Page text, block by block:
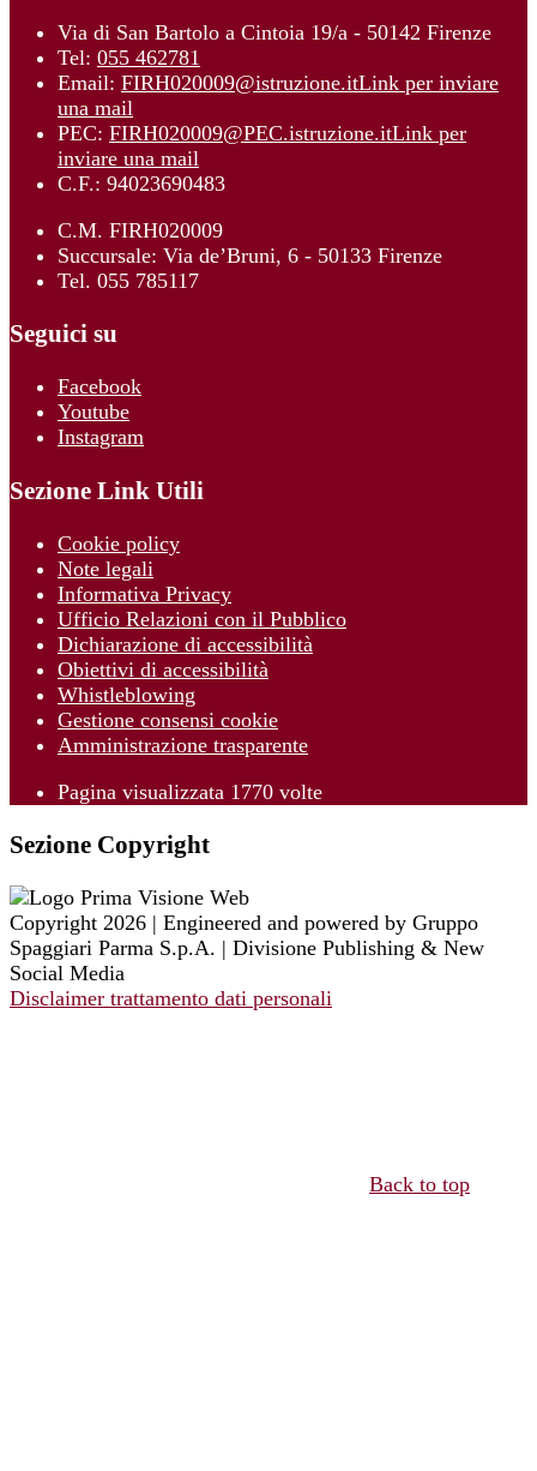
Via di San Bartolo a Cintoia 19/a - 50142 Firenze
Tel: 055 462781
Email: FIRH020009@istruzione.itLink per inviare
una mail
PEC: FIRH020009@PEC.istruzione.itLink per
inviare una mail
C.F.: 94023690483
C.M. FIRH020009
Succursale: Via de’Bruni, 6 - 50133 Firenze
Tel. 055 785117
Seguici su
Facebook
Youtube
Instagram
Sezione Link Utili
Cookie policy
Note legali
Informativa Privacy
Ufficio Relazioni con il Pubblico
Dichiarazione di accessibilità
Obiettivi di accessibilità
Whistleblowing
Gestione consensi cookie
Amministrazione trasparente
Pagina visualizzata 1770 volte
Sezione Copyright
Copyright 2026 | Engineered and powered by Gruppo
Spaggiari Parma S.p.A. | Divisione Publishing & New
Social Media
Disclaimer trattamento dati personali
Back to top